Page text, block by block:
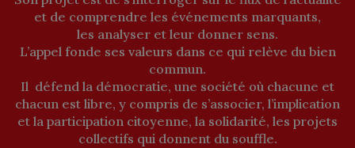
et de comprendre les événements marquants,
les analyser et leur donner sens.
L’appel fonde ses valeurs dans ce qui relève du bien
commun.
Il défend la démocratie, une société où chacune et
chacun est libre, y compris de s’associer, l’implication
et la participation citoyenne, la solidarité, les projets
collectifs qui donnent du souffle.